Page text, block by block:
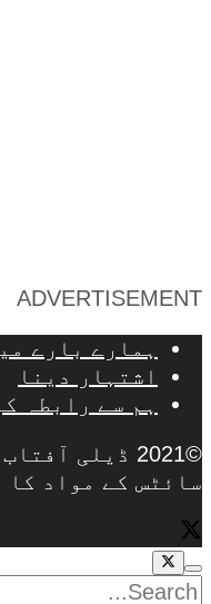
ADVERTISEMENT
ہمارے بارے
اشتہار دینا
ہم سے رابطہ
©2021 ڈیلی
سائٹس کے مواد کا